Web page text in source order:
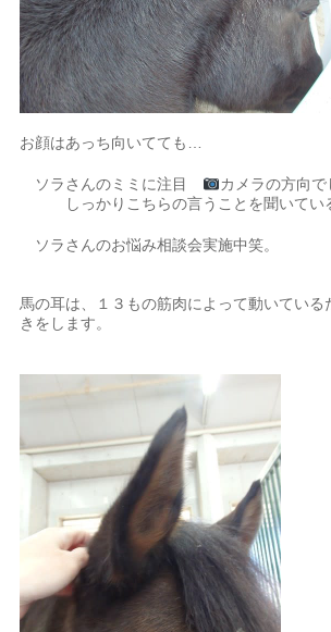
お顔はあっち向いてても…
ソラさんのミミに注目
カメラの方向で
しっかりこちらの言うことを聞いている
ソラさんのお悩み相談会実施中笑。
馬の耳は、１３もの筋肉によって動いている
きをします。